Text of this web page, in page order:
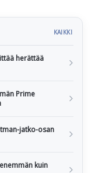
KAIKKI
herättää
Prime
jatko-osan
kuin